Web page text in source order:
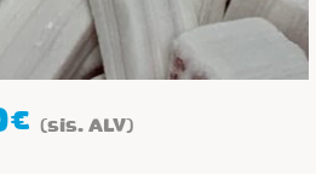
€Hintaluokka:
(sis. ALV)